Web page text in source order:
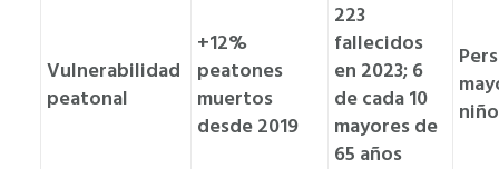
Vulnerabilidad
peatonal
+12%
peatones
muertos
desde 2019
223
fallecidos
en 2023; 6
de cada 10
mayores de
65 años